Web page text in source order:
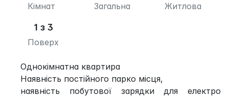
Кімнат Загальна Житлова
1 з 3
Поверх
Однокімнатна квартира
Наявність постійного парко місця,
наявність побутової зарядки для електро